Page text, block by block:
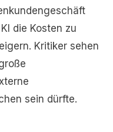
die Kosten zu
Kritiker sehen
sein dürfte.